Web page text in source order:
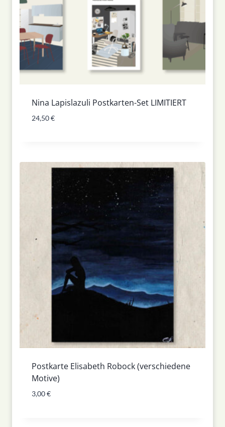
Nina Lapislazuli Postkarten-Set LIMITIERT
24,50€
Postkarte Elisabeth Robock (verschiedene
Motive)
3,00€